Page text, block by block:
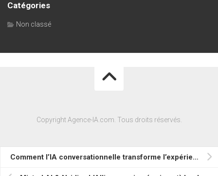
Comment l’IA conversationnelle transforme l’expérience client en agence : décryptage du cas TUI France
Catégories
Non classé
Copyright Agence-IA.com. Tous droits réservés.